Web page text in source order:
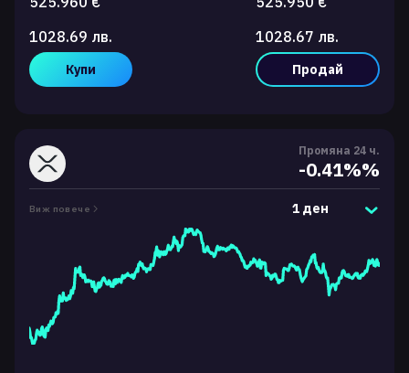
1028.69 лв.
Купи
1028.67 лв.
Продай
Промяна 24 ч.
-0.41%%
Виж повече 1 ден